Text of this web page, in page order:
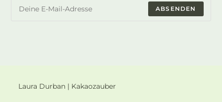
ABSENDEN
Laura Durban | Kakaozauber